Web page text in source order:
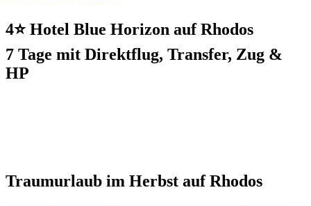
4⭐ Hotel Blue Horizon auf Rhodos
7 Tage mit Direktflug, Transfer, Zug &
HP
Traumurlaub im Herbst auf Rhodos